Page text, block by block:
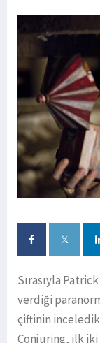
Sırasıyla
verdiği
çiftinin
Conjuring, ilk